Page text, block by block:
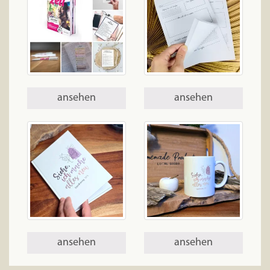
ansehen ansehen
ansehen ansehen